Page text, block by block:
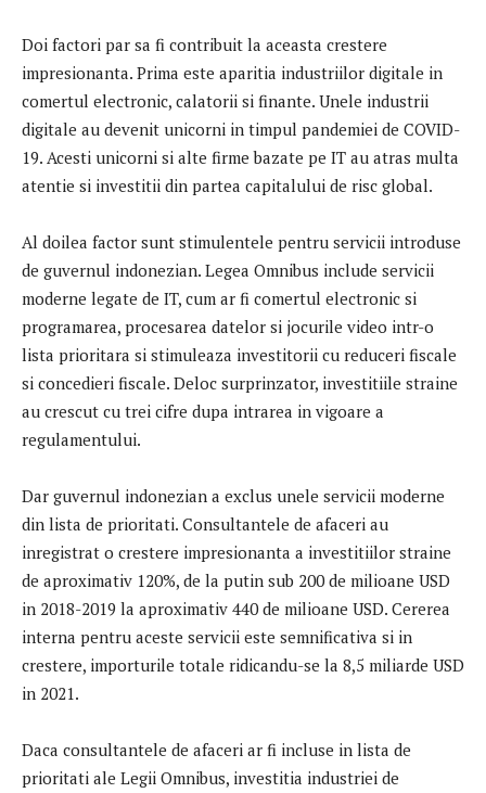
Doi factori par sa fi contribuit la aceasta crestere
impresionanta. Prima este aparitia industriilor digitale in
comertul electronic, calatorii si finante. Unele industrii
digitale au devenit unicorni in timpul pandemiei de COVID-
19. Acesti unicorni si alte firme bazate pe IT au atras multa
atentie si investitii din partea capitalului de risc global.
Al doilea factor sunt stimulentele pentru servicii introduse
de guvernul indonezian. Legea Omnibus include servicii
moderne legate de IT, cum ar fi comertul electronic si
programarea, procesarea datelor si jocurile video intr-o
lista prioritara si stimuleaza investitorii cu reduceri fiscale
si concedieri fiscale. Deloc surprinzator, investitiile straine
au crescut cu trei cifre dupa intrarea in vigoare a
regulamentului.
Dar guvernul indonezian a exclus unele servicii moderne
din lista de prioritati. Consultantele de afaceri au
inregistrat o crestere impresionanta a investitiilor straine
de aproximativ 120%, de la putin sub 200 de milioane USD
in 2018-2019 la aproximativ 440 de milioane USD. Cererea
interna pentru aceste servicii este semnificativa si in
crestere, importurile totale ridicandu-se la 8,5 miliarde USD
in 2021.
Daca consultantele de afaceri ar fi incluse in lista de
prioritati ale Legii Omnibus, investitia industriei de